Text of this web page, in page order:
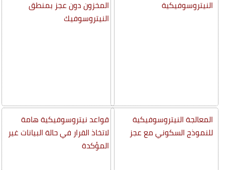
النيتروسوفيكية
المعالجة النيتروسوفيكية
للنموذج السكوني مع عجز
المخزون دون عجز بمنطق
النيتروسوفيك
قواعد نيتروسوفيكية هامة
لاتخاذ القرار في حالة البيانات غير
المؤكدة